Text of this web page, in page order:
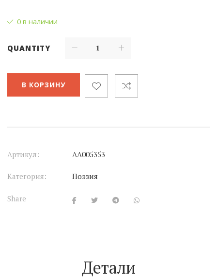
0 в наличии
QUANTITY
В КОРЗИНУ
Артикул: АА005353
Категория: Поэзия
Share
Детали